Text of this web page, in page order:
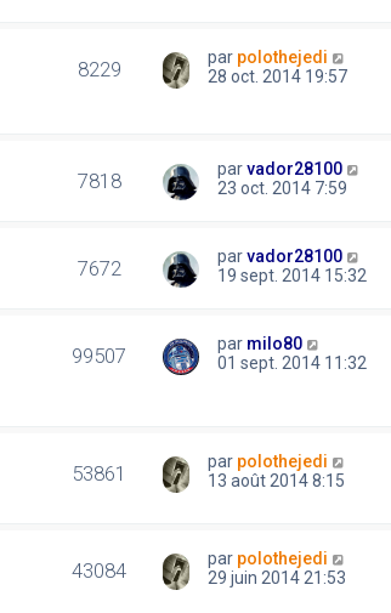
8229 par polothejedi
28 oct. 2014 19:57
7818 parvador28100
23 oct. 2014 7:59
7672 parvador28100
19 sept. 2014 15:32
99507 par milo80
01 sept. 2014 11:32
53861 par polothejedi
13 août 2014 8:15
43084 par polothejedi
29 juin 2014 21:53